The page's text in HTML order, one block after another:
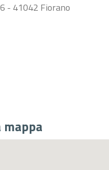
- 41042 Fiorano